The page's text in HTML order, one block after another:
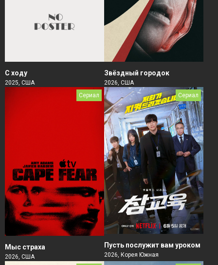
С ходу
2025, США
Звёздный городок
2026, США
Сериал
Мыс страха
2026, США
Сериал
Пусть послужит вам уроком
2026, Корея Южная